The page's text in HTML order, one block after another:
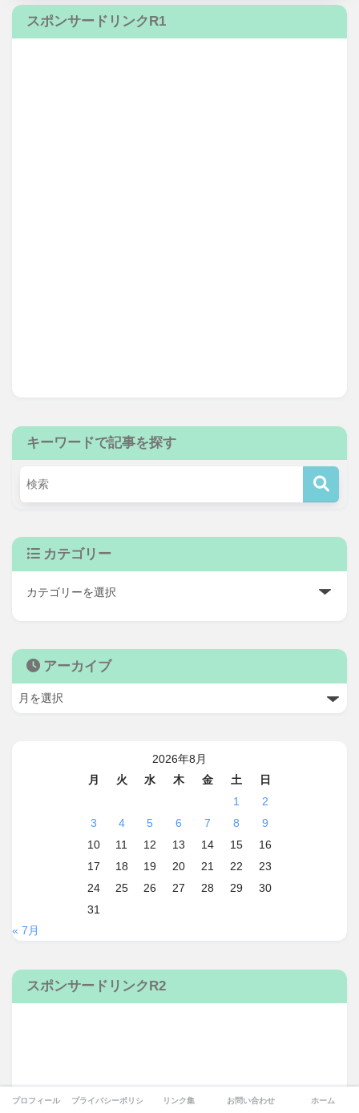
スポンサードリンクR1
キーワードで記事を探す
カテゴリー
アーカイブ
2026年8月
月
火 水 木 金 土
日
1
2
3
4 5 6 7 8
9
10
11 12 13 14 15
16
17
18 19 20 21 22
23
24
25 26 27 28 29
30
31
« 7月
スポンサードリンクR2
プロフィール プライバシーポリシー リンク集 お問い合わせ ホーム